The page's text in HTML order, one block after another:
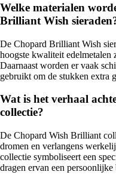
Welke materialen
Brilliant Wish
De Chopard Brilliant Wish
hoogste kwaliteit edelmetalen
Daarnaast worden er vaak
gebruikt om de stukken extra
Wat is het verhaal
collectie?
De Chopard Wish Brilliant
dromen en verlangens
collectie symboliseert een
dragen ervan een